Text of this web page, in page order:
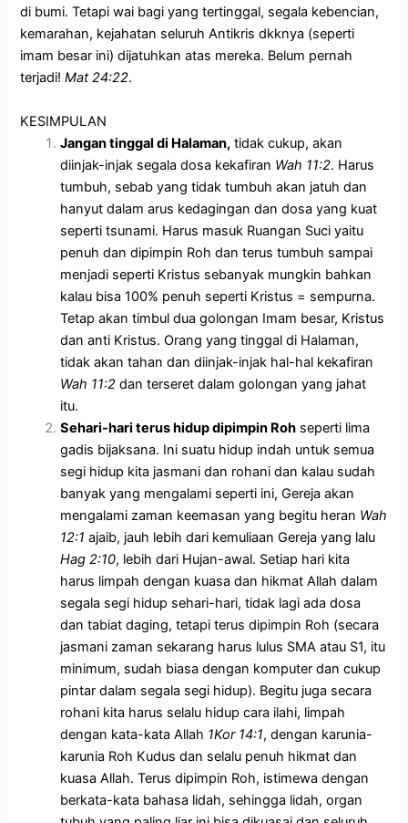
di bumi. Tetapi wai bagi yang tertinggal, segala kebencian,
kemarahan, kejahatan seluruh Antikris dkknya (seperti
imam besar ini) dijatuhkan atas mereka. Belum pernah
terjadi!Mat 24:22.
KESIMPULAN
Jangan tinggal di Halaman, tidak cukup, akan
diinjak-injak segala dosa kekafiran Wah 11:2. Harus
tumbuh, sebab yang tidak tumbuh akan jatuh dan
hanyut dalam arus kedagingan dan dosa yang kuat
seperti tsunami. Harus masuk Ruangan Suci yaitu
penuh dan dipimpin Roh dan terus tumbuh sampai
menjadi seperti Kristus sebanyak mungkin bahkan
kalau bisa 100% penuh seperti Kristus = sempurna.
Tetap akan timbul dua golongan Imam besar, Kristus
dan anti Kristus. Orang yang tinggal di Halaman,
tidak akan tahan dan diinjak-injak hal-hal kekafiran
Wah 11:2 dan terseret dalam golongan yang jahat
itu.
Sehari-hari terus hidup dipimpin Roh seperti lima
gadis bijaksana. Ini suatu hidup indah untuk semua
segi hidup kita jasmani dan rohani dan kalau sudah
banyak yang mengalami seperti ini, Gereja akan
mengalami zaman keemasan yang begitu heran Wah
12:1 ajaib, jauh lebih dari kemuliaan Gereja yang lalu
Hag 2:10, lebih dari Hujan-awal. Setiap hari kita
harus limpah dengan kuasa dan hikmat Allah dalam
segala segi hidup sehari-hari, tidak lagi ada dosa
dan tabiat daging, tetapi terus dipimpin Roh (secara
jasmani zaman sekarang harus lulus SMA atau S1, itu
minimum, sudah biasa dengan komputer dan cukup
pintar dalam segala segi hidup). Begitu juga secara
rohani kita harus selalu hidup cara ilahi, limpah
dengan kata-kata Allah 1Kor 14:1, dengan karunia-
karunia Roh Kudus dan selalu penuh hikmat dan
kuasa Allah. Terus dipimpin Roh, istimewa dengan
berkata-kata bahasa lidah, sehingga lidah, organ